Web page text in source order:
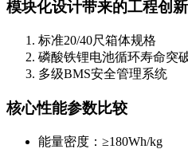
模块化设计带来的工程创新
标准20/40尺箱体规格
磷酸铁锂电池循环寿命突
多级BMS安全管理系统
核心性能参数比较
能量密度：≥180Wh/kg